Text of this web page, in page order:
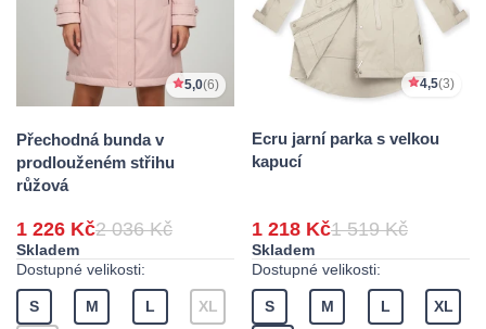
5,0(6)
Přechodná bunda v
prodlouženém střihu
růžová
1 226 Kč2 036 Kč
Skladem
Dostupné velikosti:
S M L XL
4,5(3)
Ecru jarní parka s velkou
kapucí
1 218 Kč1 519 Kč
Skladem
Dostupné velikosti:
S M L XL